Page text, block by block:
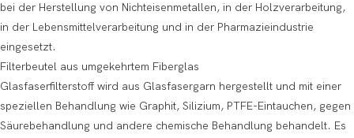
bei der Herstellung von Nichteisenmetallen, in der Holzverarbeitung,
in der Lebensmittelverarbeitung und in der Pharmazieindustrie
eingesetzt.
Filterbeutel aus umgekehrtem Fiberglas
Glasfaserfilterstoff wird aus Glasfasergarn hergestellt und mit einer
speziellen Behandlung wie Graphit, Silizium, PTFE-Eintauchen, gegen
Säurebehandlung und andere chemische Behandlung behandelt. Es